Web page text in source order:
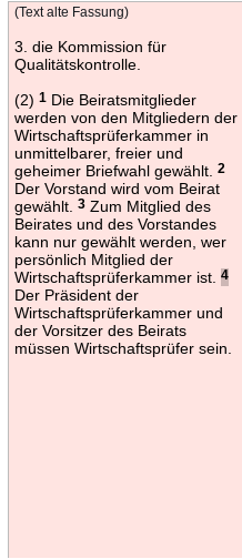
(Text alte Fassung)
3. die Kommission für
Qualitätskontrolle.
(2) 1Die Beiratsmitglieder
werden von den Mitgliedern der
Wirtschaftsprüferkammer in
unmittelbarer, freier und
geheimer Briefwahl gewählt.
2
Der Vorstand wird vom Beirat
gewählt.
3Zum Mitglied des
Beirates und des Vorstandes
kann nur gewählt werden, wer
persönlich Mitglied der
Wirtschaftsprüferkammer ist.
4
Der Präsident der
Wirtschaftsprüferkammer und
der Vorsitzer des Beirats
müssen Wirtschaftsprüfer sein.